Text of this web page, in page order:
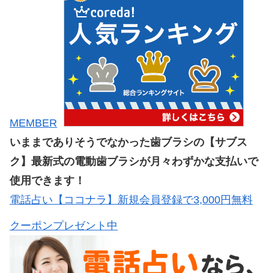
MEMBER
いままでありそうでなかった歯ブラシの【サブス
ク】最新式の電動歯ブラシが月々わずかな支払いで
使用できます！
電話占い【ココナラ】新規会員登録で3,000円無料
クーポンプレゼント中